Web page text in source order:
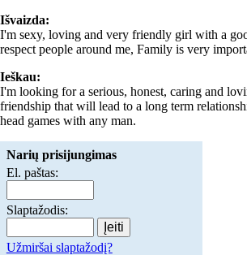
Išvaizda:
I'm sexy, loving and very friendly girl with a
respect people around me, Family is very
Ieškau:
I'm looking for a serious, honest, caring and
friendship that will lead to a long term
head games with any man.
Narių prisijungimas
El. paštas:
Slaptažodis:
Užmiršai slaptažodį?